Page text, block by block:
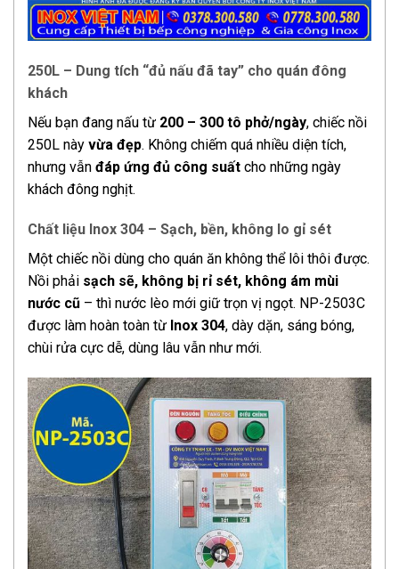
250L – Dung tích “đủ nấu đã tay” cho quán đông
khách
Nếu bạn đang nấu từ 200 – 300 tô phở/ngày, chiếc nồi
250L này vừa đẹp. Không chiếm quá nhiều diện tích,
nhưng vẫn đáp ứng đủ công suất cho những ngày
khách đông nghịt.
Chất liệu Inox 304 – Sạch, bền, không lo gỉ sét
Một chiếc nồi dùng cho quán ăn không thể lôi thôi được.
Nồi phải sạch sẽ, không bị rỉ sét, không ám mùi
nước cũ – thì nước lèo mới giữ trọn vị ngọt. NP-2503C
được làm hoàn toàn từ Inox 304, dày dặn, sáng bóng,
chùi rửa cực dễ, dùng lâu vẫn như mới.